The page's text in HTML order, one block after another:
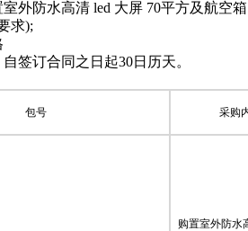
外防水高清 led 大屏 70平方及航空
求);
签订合同之日起30日历天。
包号 采购
购置室外防水